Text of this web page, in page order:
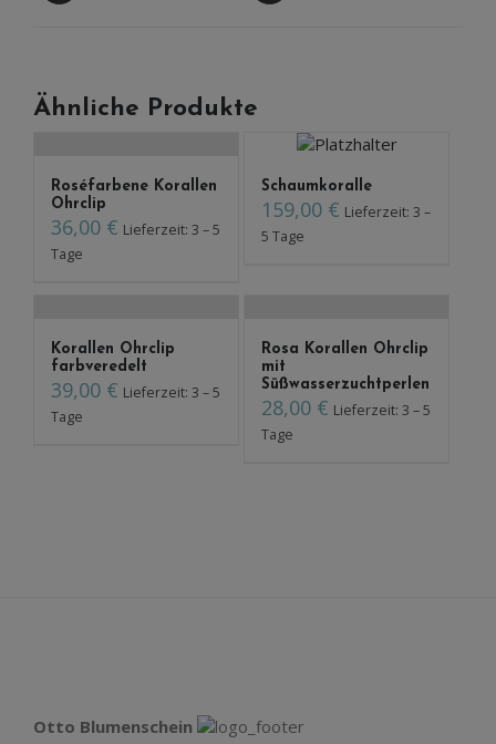
Ähnliche Produkte
Roséfarbene Korallen
Ohrclip
36,00 € Lieferzeit: 3 – 5
Tage
Schaumkoralle
159,00 € Lieferzeit: 3 –
5 Tage
Korallen Ohrclip
farbveredelt
39,00 € Lieferzeit: 3 – 5
Tage
Rosa Korallen Ohrclip
mit
Süßwasserzuchtperlen
28,00 € Lieferzeit: 3 – 5
Tage
Otto Blumenschein